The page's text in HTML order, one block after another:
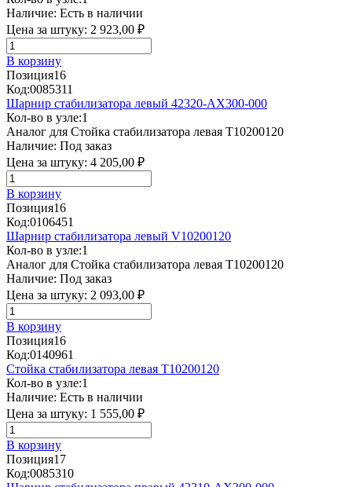
Наличие: Есть в наличии
Цена за штуку: 2 923,00 ₽
В корзину
Позиция16
Код:0085311
Шарнир стабилизатора левый 42320-AX300-000
Кол-во в узле:1
Аналог для Стойка стабилизатора левая T10200120
Наличие: Под заказ
Цена за штуку: 4 205,00 ₽
В корзину
Позиция16
Код:0106451
Шарнир стабилизатора левый V10200120
Кол-во в узле:1
Аналог для Стойка стабилизатора левая T10200120
Наличие: Под заказ
Цена за штуку: 2 093,00 ₽
В корзину
Позиция16
Код:0140961
Стойка стабилизатора левая T10200120
Кол-во в узле:1
Наличие: Есть в наличии
Цена за штуку: 1 555,00 ₽
В корзину
Позиция17
Код:0085310